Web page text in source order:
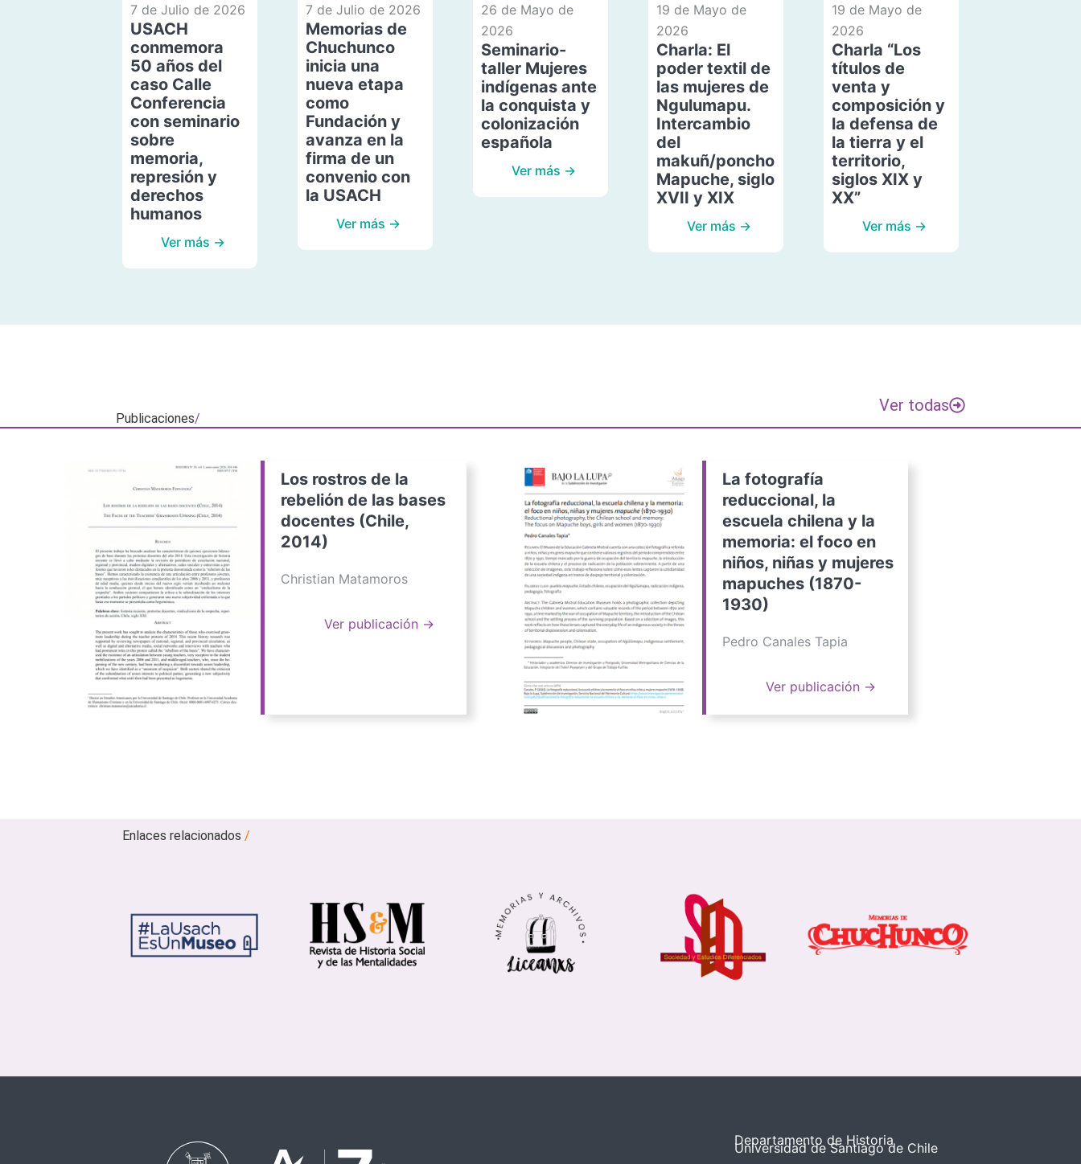
7 de Julio de 2026
USACH
conmemora
50 años del
caso Calle
Conferencia
con seminario
sobre
memoria,
represión y
derechos
humanos
Ver más →
7 de Julio de 2026
Memorias de
Chuchunco
inicia una
nueva etapa
como
Fundación y
avanza en la
firma de un
convenio con
la USACH
Ver más →
26 de Mayo de
2026
Seminario-
taller Mujeres
indígenas ante
la conquista y
colonización
española
Ver más →
19 de Mayo de
2026
Charla: El
poder textil de
las mujeres de
Ngulumapu.
Intercambio
del
makuñ/poncho
Mapuche, siglo
XVII y XIX
Ver más →
19 de Mayo de
2026
Charla “Los
títulos de
venta y
composición y
la defensa de
la tierra y el
territorio,
siglos XIX y
XX”
Ver más →
Publicaciones/
Ver todas
Los rostros de la
rebelión de las bases
docentes (Chile,
2014)
Christian Matamoros
Ver publicación →
La fotografía
reduccional, la
escuela chilena y la
memoria: el foco en
niños, niñas y mujeres
mapuches (1870-
1930)
Pedro Canales Tapia
Ver publicación →
Enlaces relacionados/
Departamento de Historia
Universidad de Santiago de Chile